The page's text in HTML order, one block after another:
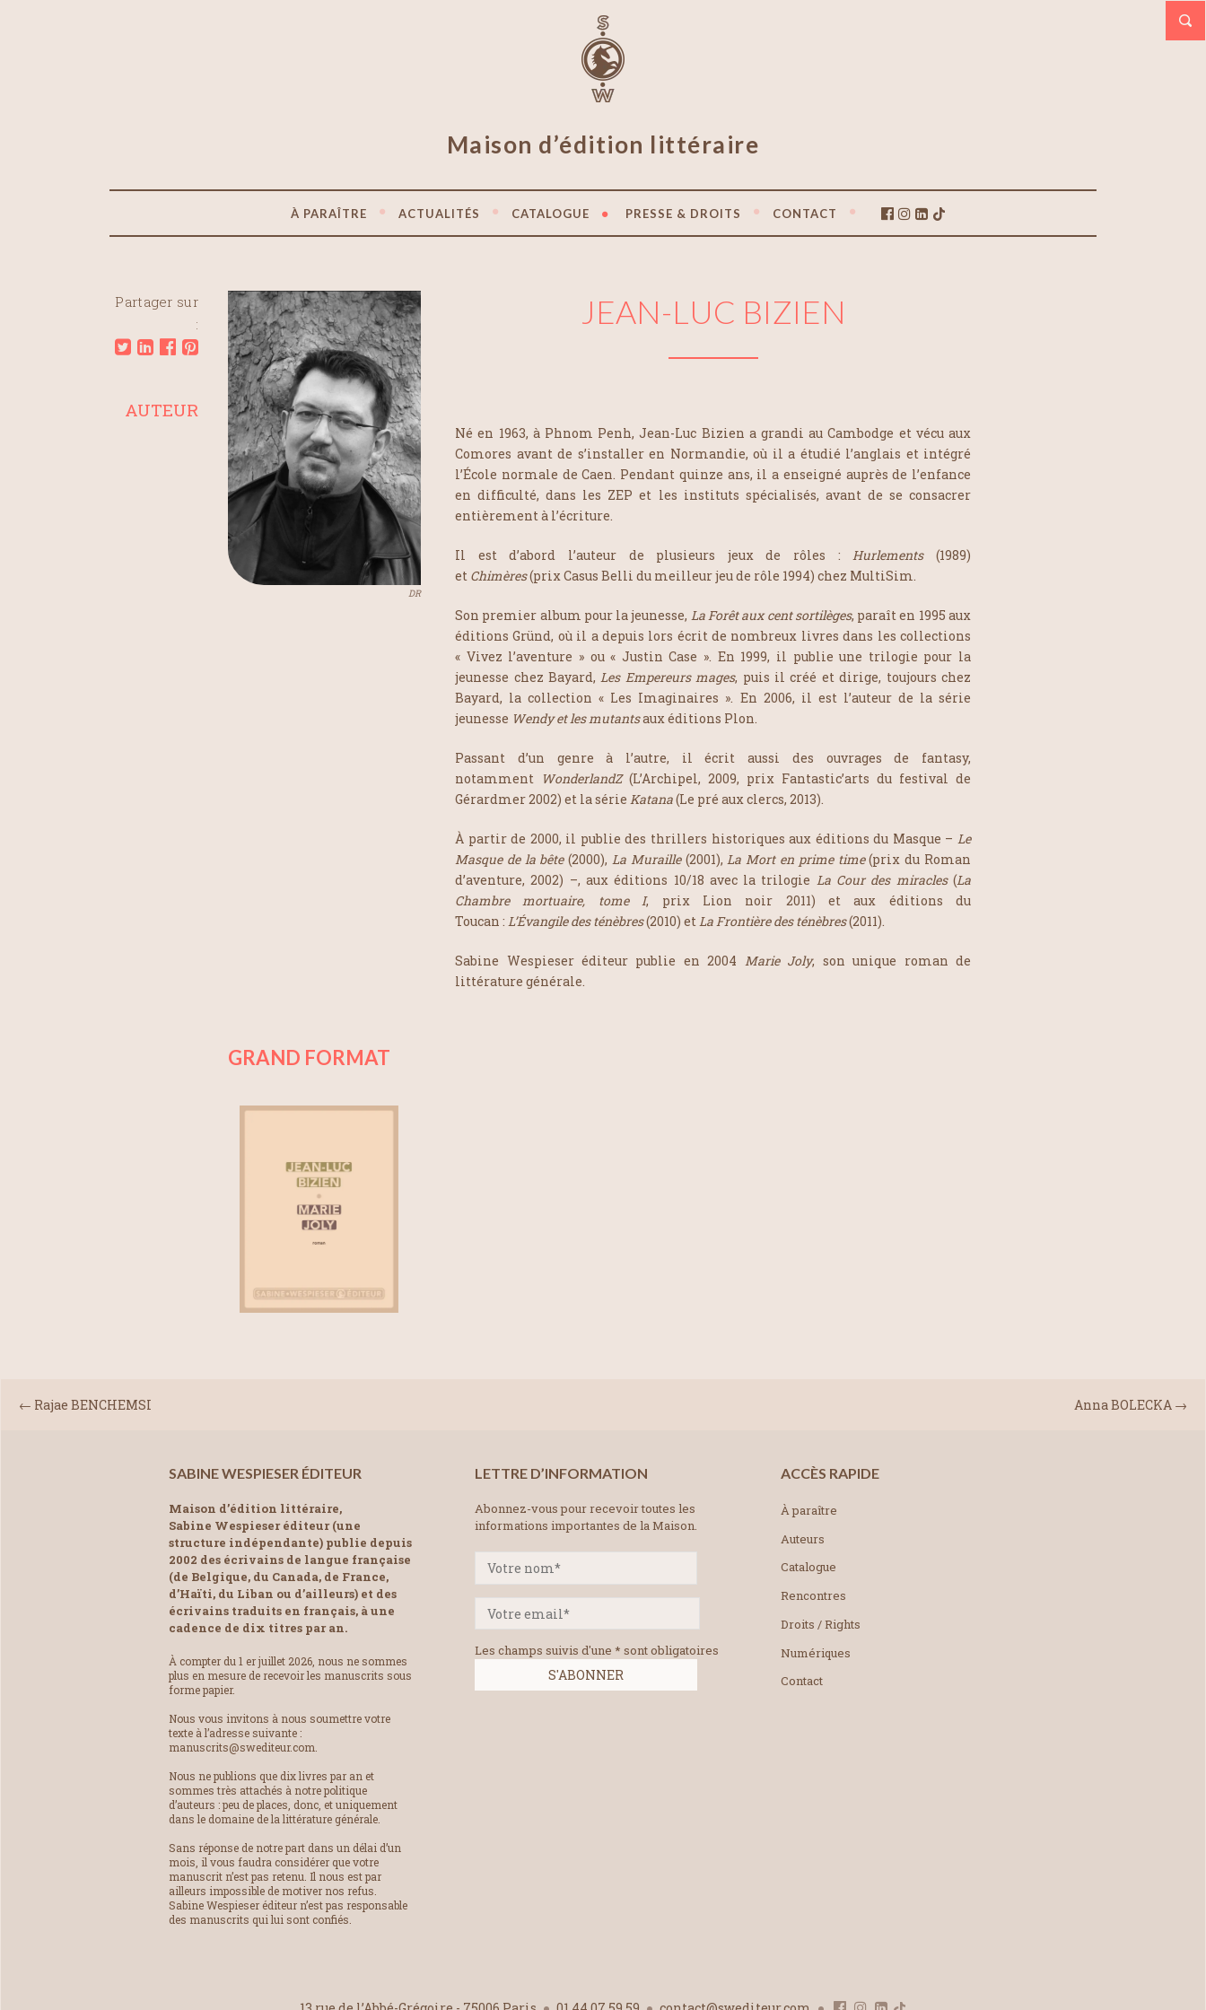
Maison d’édition littéraire
À PARAÎTRE ACTUALITÉS CATALOGUE PRESSE & DROITS CONTACT
Partager sur
:
DR
JEAN-LUC BIZIEN
Né en 1963, à Phnom Penh, Jean-Luc Bizien a grandi au Cambodge et vécu aux
Comores avant de s’installer en Normandie, où il a étudié l’anglais et intégré
l’École normale de Caen. Pendant quinze ans, il a enseigné auprès de l’enfance
en difficulté, dans les ZEP et les instituts spécialisés, avant de se consacrer
entièrement à l’écriture.
Il est d’abord l’auteur de plusieurs jeux de rôles :Hurlements(1989)
et Chimères(prix Casus Belli du meilleur jeu de rôle 1994) chez MultiSim.
Son premier album pour la jeunesse, La Forêt aux cent sortilèges, paraît en 1995 aux
éditions Gründ, où il a depuis lors écrit de nombreux livres dans les collections
« Vivez l’aventure » ou « Justin Case ». En 1999, il publie une trilogie pour la
jeunesse chez Bayard,Les Empereurs mages, puis il créé et dirige, toujours chez
Bayard, la collection « Les Imaginaires ». En 2006, il est l’auteur de la série
jeunesse Wendy et les mutantsaux éditions Plon.
Passant d’un genre à l’autre, il écrit aussi des ouvrages de fantasy,
notamment WonderlandZ(L’Archipel, 2009, prix Fantastic’arts du festival de
Gérardmer 2002) et la sérieKatana(Le pré aux clercs, 2013).
À partir de 2000, il publie des thrillers historiques aux éditions du Masque – Le
Masque de la bête(2000),La Muraille(2001),La Mort en prime time(prix du Roman
d’aventure, 2002) –, aux éditions 10/18 avec la trilogie La Cour des miracles(La
Chambre mortuaire, tome I, prix Lion noir 2011) et aux éditions du
Toucan :L’Évangile des ténèbres(2010) etLa Frontière des ténèbres(2011).
Sabine Wespieser éditeur publie en 2004 Marie Joly, son unique roman de
littérature générale.
GRAND FORMAT
AUTEUR
Anna BOLECKA →
← Rajae BENCHEMSI
SABINE WESPIESER ÉDITEUR
Maison d’édition littéraire,
Sabine Wespieser éditeur (une
structure indépendante) publie depuis
2002 des écrivains de langue française
(de Belgique, du Canada, de France,
d’Haïti, du Liban ou d’ailleurs) et des
écrivains traduits en français, à une
cadence de dix titres par an.
À compter du 1 er juillet 2026, nous ne sommes
plus en mesure de recevoir les manuscrits sous
forme papier.
Nous vous invitons à nous soumettre votre
texte à l’adresse suivante :
manuscrits@swediteur.com.
Nous ne publions que dix livres par an et
sommes très attachés à notre politique
d’auteurs : peu de places, donc, et uniquement
dans le domaine de la littérature générale.
Sans réponse de notre part dans un délai d’un
mois, il vous faudra considérer que votre
manuscrit n’est pas retenu. Il nous est par
ailleurs impossible de motiver nos refus.
Sabine Wespieser éditeur n’est pas responsable
des manuscrits qui lui sont confiés.
LETTRE D’INFORMATION
Abonnez-vous pour recevoir toutes les
informations importantes de la Maison.
Les champs suivis d'une * sont obligatoires
ACCÈS RAPIDE
À paraître
Auteurs
Catalogue
Rencontres
Droits / Rights
Numériques
Contact